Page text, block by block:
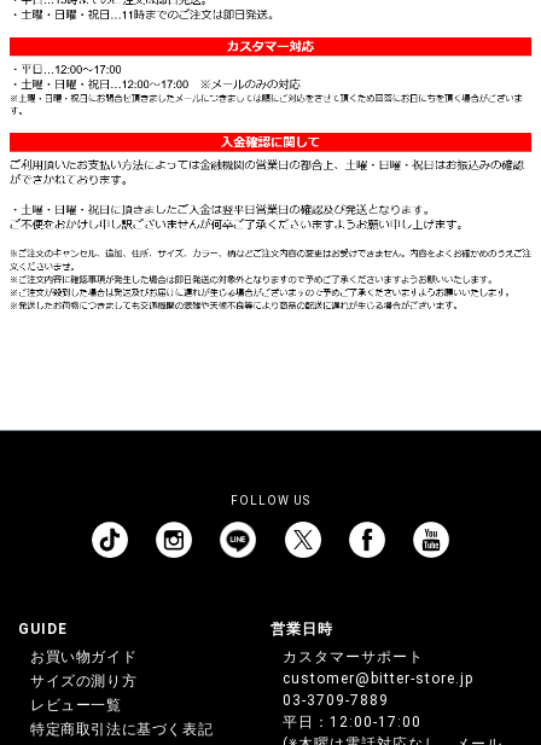
FOLLOW US
GUIDE
お買い物ガイド
サイズの測り方
レビュー一覧
特定商取引法に基づく表記
営業日時
カスタマーサポート
customer@bitter-store.jp
03-3709-7889
平日：12:00-17:00